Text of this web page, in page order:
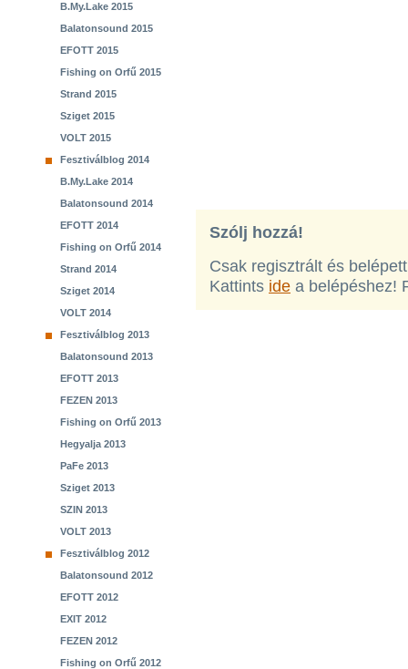
B.My.Lake 2015
Balatonsound 2015
EFOTT 2015
Fishing on Orfű 2015
Strand 2015
Sziget 2015
VOLT 2015
Fesztiválblog 2014
B.My.Lake 2014
Balatonsound 2014
EFOTT 2014
Fishing on Orfű 2014
Strand 2014
Sziget 2014
VOLT 2014
Fesztiválblog 2013
Balatonsound 2013
EFOTT 2013
FEZEN 2013
Fishing on Orfű 2013
Hegyalja 2013
PaFe 2013
Sziget 2013
SZIN 2013
VOLT 2013
Fesztiválblog 2012
Balatonsound 2012
EFOTT 2012
EXIT 2012
FEZEN 2012
Fishing on Orfű 2012
Szólj hozzá!
Csak regisztrált és
Kattints ide a belépéshez!